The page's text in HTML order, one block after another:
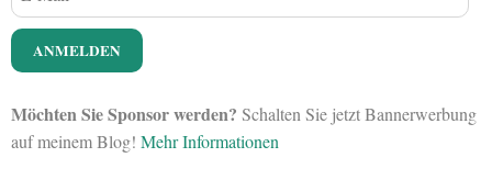
Möchten Sie Sponsor werden? Schalten Sie jetzt Bannerwerbung
auf meinem Blog! Mehr Informationen